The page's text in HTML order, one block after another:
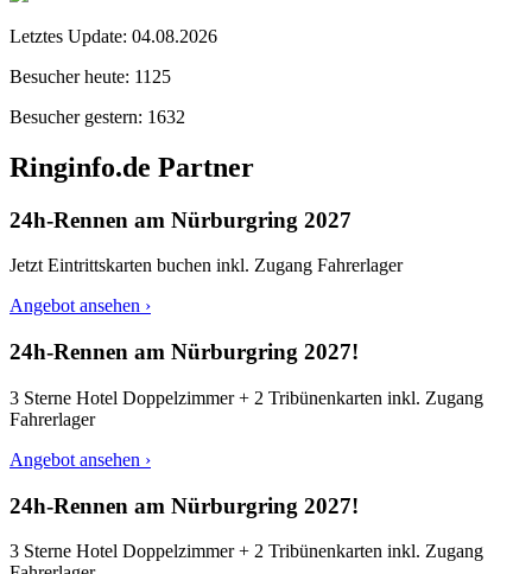
Letztes Update: 04.08.2026
Besucher heute: 1125
Besucher gestern: 1632
Ringinfo.de Partner
24h-Rennen am Nürburgring 2027
Jetzt Eintrittskarten buchen inkl. Zugang Fahrerlager
Angebot ansehen ›
24h-Rennen am Nürburgring 2027!
3 Sterne Hotel Doppelzimmer + 2 Tribünenkarten inkl. Zugang
Fahrerlager
Angebot ansehen ›
24h-Rennen am Nürburgring 2027!
3 Sterne Hotel Doppelzimmer + 2 Tribünenkarten inkl. Zugang